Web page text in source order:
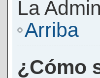
La
Arriba
¿Cómo